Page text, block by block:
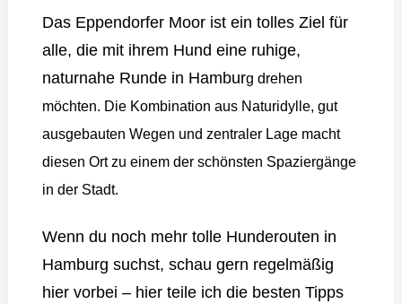
Das Eppendorfer Moor ist ein tolles Ziel für
alle, die mit ihrem Hund eine ruhige,
naturnahe Runde in Hamburg drehen
möchten. Die Kombination aus Naturidylle, gut
ausgebauten Wegen und zentraler Lage macht
diesen Ort zu einem der schönsten Spaziergänge
in der Stadt.
Wenn du noch mehr tolle Hunderouten in
Hamburg suchst, schau gern regelmäßig
hier vorbei – hier teile ich die besten Tipps